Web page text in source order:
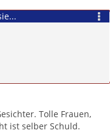
Tolle Frauen,
ist selber Schuld.
Zitieren